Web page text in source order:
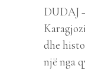
DUDAJ
dhe
një nga